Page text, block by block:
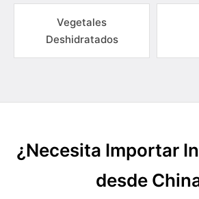
Vegetales
Deshidratados
¿Necesita Importar
desde